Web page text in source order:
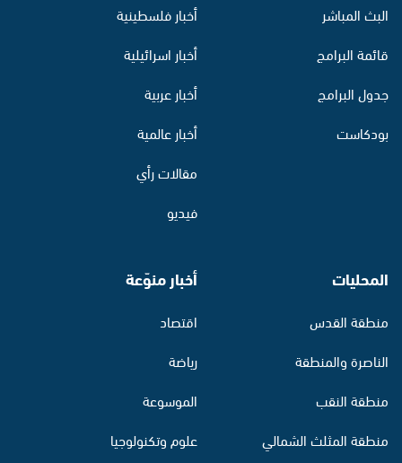
البث المباشر
قائمة البرامج
جدول البرامج
بودكاست
أخبار فلسطينية
أخبار اسرائيلية
أخبار عربية
أخبار عالمية
مقالات رأي
فيديو
المحليات
منطقة القدس
الناصرة والمنطقة
منطقة النقب
منطقة المثلث الشمالي
أخبار منوّعة
اقتصاد
رياضة
الموسوعة
علوم وتكنولوجيا